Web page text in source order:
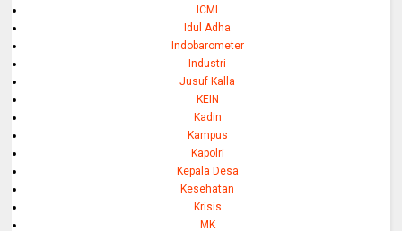
ICMI
Idul Adha
Indobarometer
Industri
Jusuf Kalla
KEIN
Kadin
Kampus
Kapolri
Kepala Desa
Kesehatan
Krisis
MK